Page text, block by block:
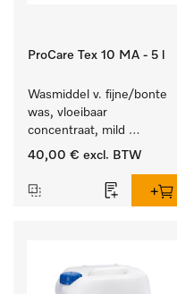
ProCare Tex 10 MA - 5 l
Wasmiddel v. fijne/bonte
was, vloeibaar
concentraat, mild
alkalisch, 5 l voor het
en gevoelig textiel.
40,00 € excl. BTW